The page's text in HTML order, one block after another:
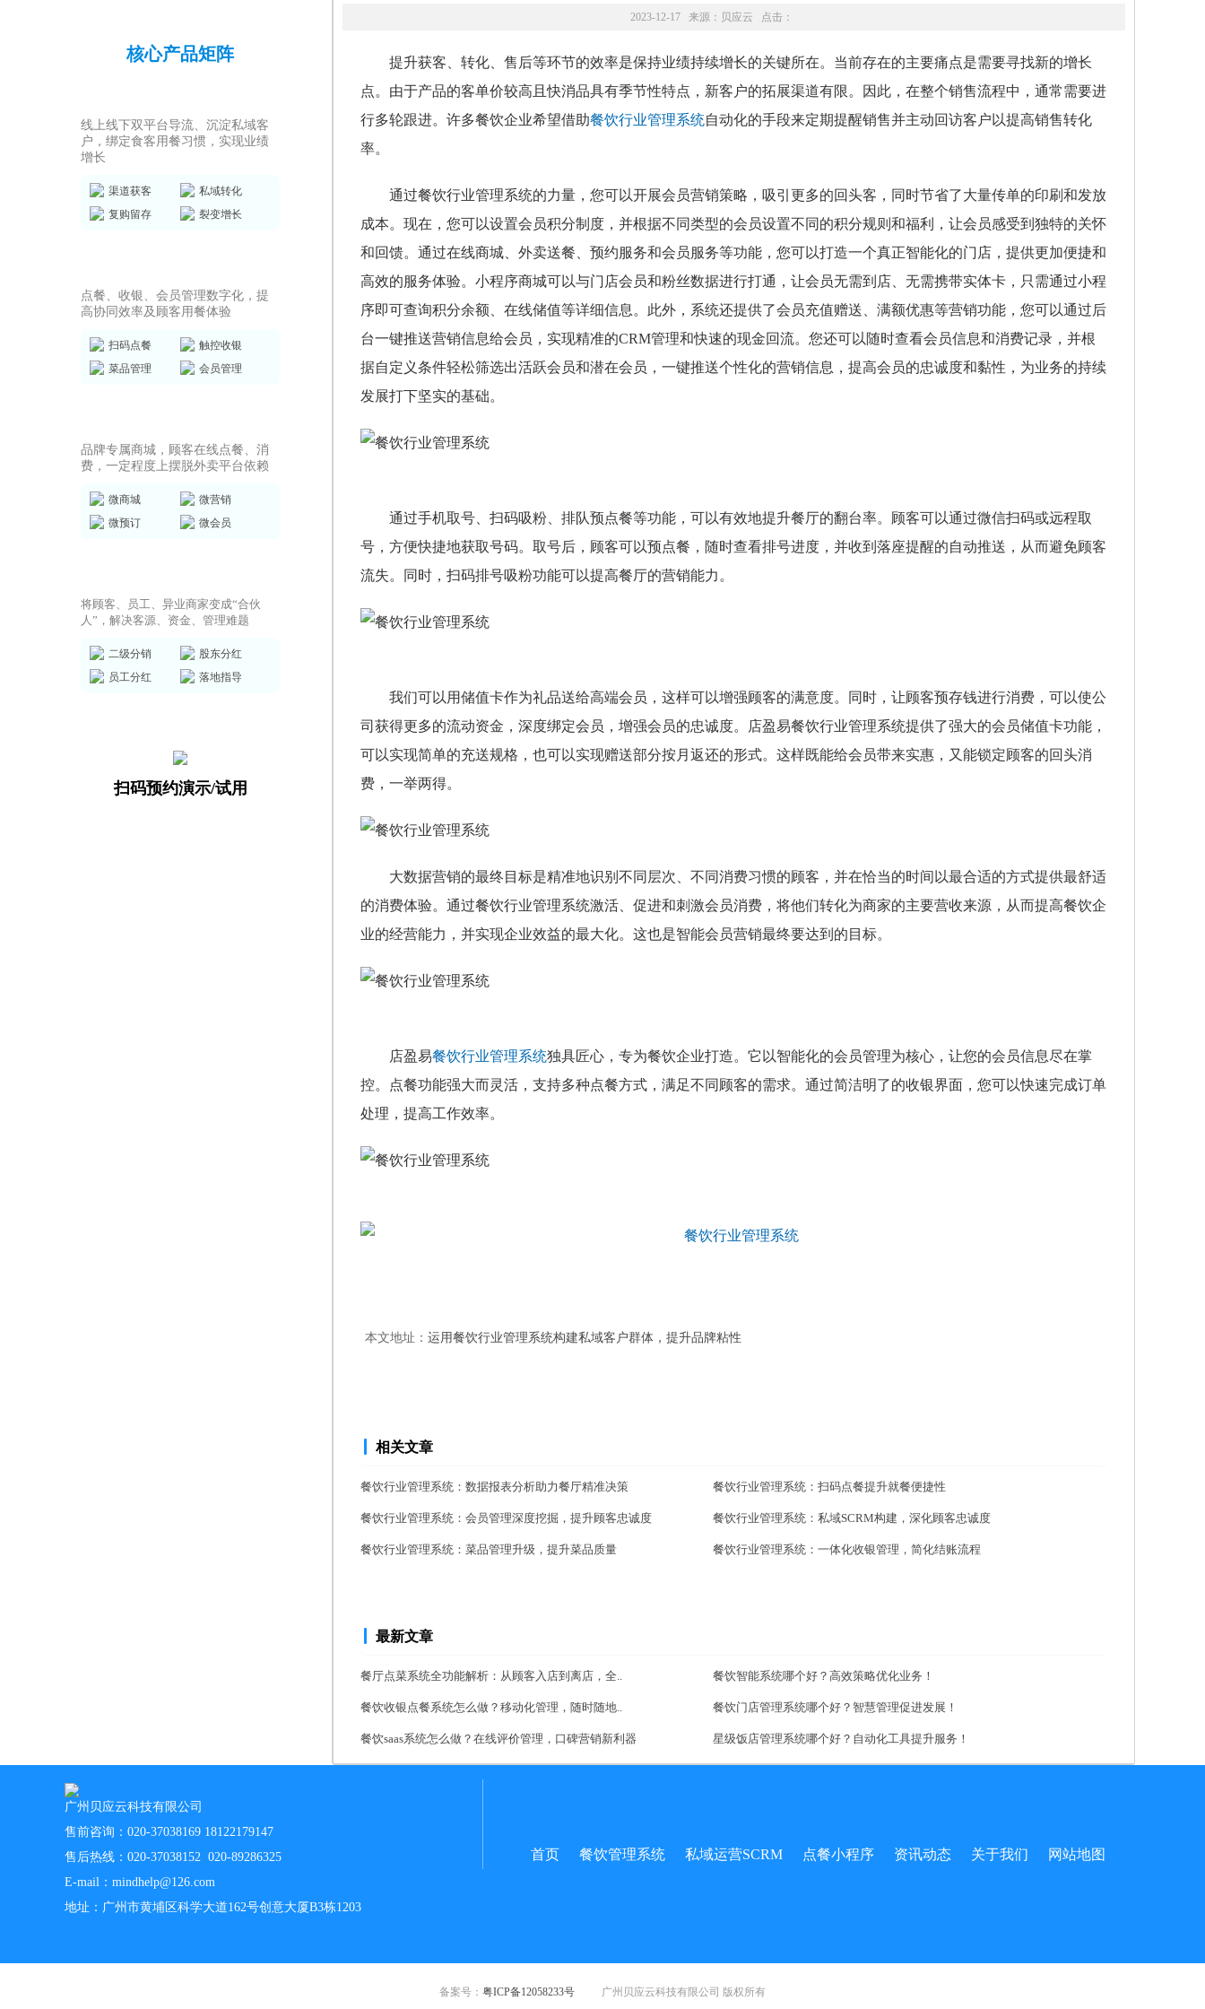
核心产品矩阵
线上线下双平台导流、沉淀私域客
户，绑定食客用餐习惯，实现业绩
增长
渠道获客
私域转化
复购留存
裂变增长
点餐、收银、会员管理数字化，提
高协同效率及顾客用餐体验
扫码点餐
触控收银
菜品管理
会员管理
品牌专属商城，顾客在线点餐、消
费，一定程度上摆脱外卖平台依赖
微商城
微营销
微预订
微会员
将顾客、员工、异业商家变成“合伙
人”，解决客源、资金、管理难题
二级分销
股东分红
员工分红
落地指导
扫码预约演示/试用
2023-12-17 来源： 贝应云 点击：
提升获客、转化、售后等环节的效率是保持业绩持续增长的关键所在。当前存在的主要痛点是需要寻找新的增长
点。由于产品的客单价较高且快消品具有季节性特点，新客户的拓展渠道有限。因此，在整个销售流程中，通常需要进
行多轮跟进。许多餐饮企业希望借助餐饮行业管理系统自动化的手段来定期提醒销售并主动回访客户以提高销售转化
率。
通过餐饮行业管理系统的力量，您可以开展会员营销策略，吸引更多的回头客，同时节省了大量传单的印刷和发放
成本。现在，您可以设置会员积分制度，并根据不同类型的会员设置不同的积分规则和福利，让会员感受到独特的关怀
和回馈。通过在线商城、外卖送餐、预约服务和会员服务等功能，您可以打造一个真正智能化的门店，提供更加便捷和
高效的服务体验。小程序商城可以与门店会员和粉丝数据进行打通，让会员无需到店、无需携带实体卡，只需通过小程
序即可查询积分余额、在线储值等详细信息。此外，系统还提供了会员充值赠送、满额优惠等营销功能，您可以通过后
台一键推送营销信息给会员，实现精准的CRM管理和快速的现金回流。您还可以随时查看会员信息和消费记录，并根
据自定义条件轻松筛选出活跃会员和潜在会员，一键推送个性化的营销信息，提高会员的忠诚度和黏性，为业务的持续
发展打下坚实的基础。
通过手机取号、扫码吸粉、排队预点餐等功能，可以有效地提升餐厅的翻台率。顾客可以通过微信扫码或远程取
号，方便快捷地获取号码。取号后，顾客可以预点餐，随时查看排号进度，并收到落座提醒的自动推送，从而避免顾客
流失。同时，扫码排号吸粉功能可以提高餐厅的营销能力。
我们可以用储值卡作为礼品送给高端会员，这样可以增强顾客的满意度。同时，让顾客预存钱进行消费，可以使公
司获得更多的流动资金，深度绑定会员，增强会员的忠诚度。店盈易餐饮行业管理系统提供了强大的会员储值卡功能，
可以实现简单的充送规格，也可以实现赠送部分按月返还的形式。这样既能给会员带来实惠，又能锁定顾客的回头消
费，一举两得。
大数据营销的最终目标是精准地识别不同层次、不同消费习惯的顾客，并在恰当的时间以最合适的方式提供最舒适
的消费体验。通过餐饮行业管理系统激活、促进和刺激会员消费，将他们转化为商家的主要营收来源，从而提高餐饮企
业的经营能力，并实现企业效益的最大化。这也是智能会员营销最终要达到的目标。
店盈易餐饮行业管理系统独具匠心，专为餐饮企业打造。它以智能化的会员管理为核心，让您的会员信息尽在掌
控。点餐功能强大而灵活，支持多种点餐方式，满足不同顾客的需求。通过简洁明了的收银界面，您可以快速完成订单
处理，提高工作效率。
本文地址： 运用餐饮行业管理系统构建私域客户群体，提升品牌粘性
相关文章
餐饮行业管理系统：数据报表分析助力餐厅精准决策 餐饮行业管理系统：扫码点餐提升就餐便捷性
餐饮行业管理系统：会员管理深度挖掘，提升顾客忠诚度 餐饮行业管理系统：私域SCRM构建，深化顾客忠诚度
餐饮行业管理系统：菜品管理升级，提升菜品质量 餐饮行业管理系统：一体化收银管理，简化结账流程
最新文章
餐厅点菜系统全功能解析：从顾客入店到离店，全.. 餐饮智能系统哪个好？高效策略优化业务！
餐饮收银点餐系统怎么做？移动化管理，随时随地.. 餐饮门店管理系统哪个好？智慧管理促进发展！
餐饮saas系统怎么做？在线评价管理，口碑营销新利器 星级饭店管理系统哪个好？自动化工具提升服务！
广州贝应云科技有限公司
售前咨询：020-37038169 18122179147
售后热线：020-37038152 020-89286325
E-mail：mindhelp@126.com
地址：广州市黄埔区科学大道162号创意大厦B3栋1203
首页 餐饮管理系统 私域运营SCRM 点餐小程序 资讯动态 关于我们 网站地图
备案号： 粤ICP备12058233号 广州贝应云科技有限公司 版权所有